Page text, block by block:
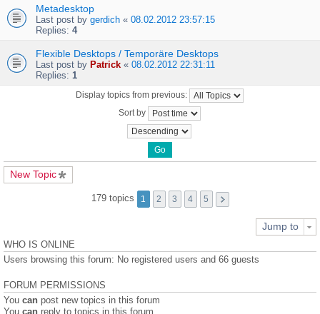
Metadesktop
Last post by gerdich « 08.02.2012 23:57:15
Replies: 4
Flexible Desktops / Temporäre Desktops
Last post by Patrick « 08.02.2012 22:31:11
Replies: 1
Display topics from previous:
Sort by
New Topic
179 topics 1 2 3 4 5
Jump to
WHO IS ONLINE
Users browsing this forum: No registered users and 66 guests
FORUM PERMISSIONS
You can post new topics in this forum
You can reply to topics in this forum